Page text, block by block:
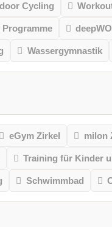
Cycling
Programme
Wassergymnastik
eGym Zirkel milon
Training für Kinder
Schwimmbad